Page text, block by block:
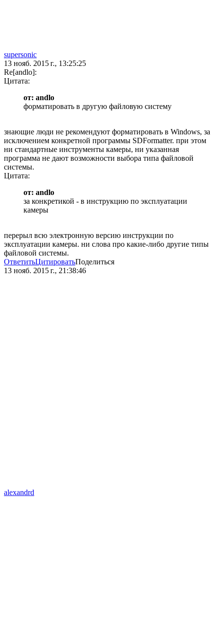
supersonic
13 нояб. 2015 г., 13:25:25
Re[andlo]:
Цитата:
от: andlo
форматировать в другую файловую систему
знающие люди не рекомендуют форматировать в Windows, за
исключением конкретной программы SDFormatter. при этом
ни стандартные инструменты камеры, ни указанная
программа не дают возможности выбора типа файловой
системы.
Цитата:
от: andlo
за конкретикой - в инструкцию по эксплуатации
камеры
перерыл всю электронную версию инструкции по
эксплуатации камеры. ни слова про какие-либо другие типы
файловой системы.
ОтветитьЦитироватьПоделиться
13 нояб. 2015 г., 21:38:46
alexandrd